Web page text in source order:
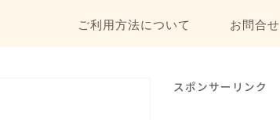
ご利用方法について お問合せ
スポンサーリンク